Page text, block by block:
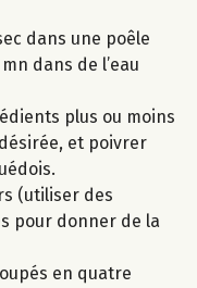
dans une poêle
dans de l’eau
plus ou moins
et poivrer
(utiliser des
pour donner de la
en quatre